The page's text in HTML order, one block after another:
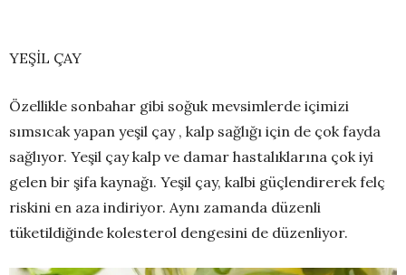
YEŞİL ÇAY
Özellikle sonbahar gibi soğuk mevsimlerde içimizi
sımsıcak yapan yeşil çay , kalp sağlığı için de çok fayda
sağlıyor. Yeşil çay kalp ve damar hastalıklarına çok iyi
gelen bir şifa kaynağı. Yeşil çay, kalbi güçlendirerek felç
riskini en aza indiriyor. Aynı zamanda düzenli
tüketildiğinde kolesterol dengesini de düzenliyor.